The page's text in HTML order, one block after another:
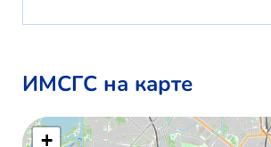
ИМСГС на карте
+